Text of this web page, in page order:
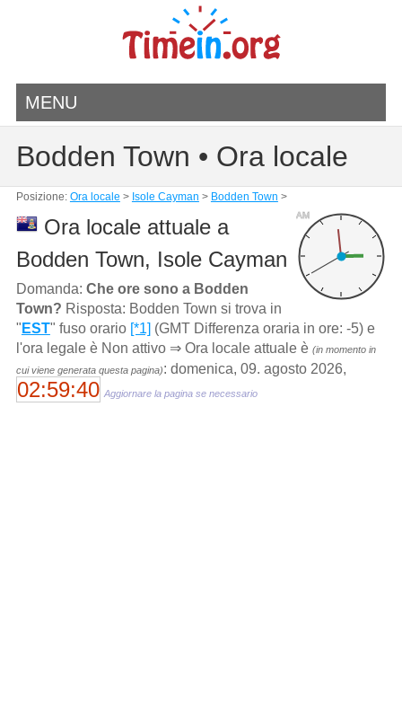
MENU
Bodden Town • Ora locale
Posizione: Ora locale > Isole Cayman > Bodden Town >
AM
Ora locale attuale a
Bodden Town, Isole Cayman
Domanda: Che ore sono a Bodden
Town? Risposta: Bodden Town si trova in
" EST" fuso orario [*1] (GMT Differenza oraria in ore: -5) e
l'ora legale è Non attivo ⇒ Ora locale attuale è (in momento in
cui viene generata questa pagina): domenica, 09. agosto 2026,
02:59:40 Aggiornare la pagina se necessario